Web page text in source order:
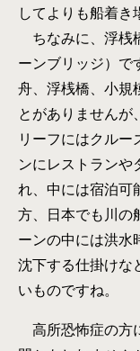
してよりも船着き
ちなみに、浮桟
ーンブリッジ）で
舟、浮桟橋、小規
とがありませんが
リーフにはクルー
ンにレストランや
れ、中には宿泊可
方、日本でも川の
ーンの中には洪水
沈下する仕掛けな
いものですね。
高所恐怖症の方